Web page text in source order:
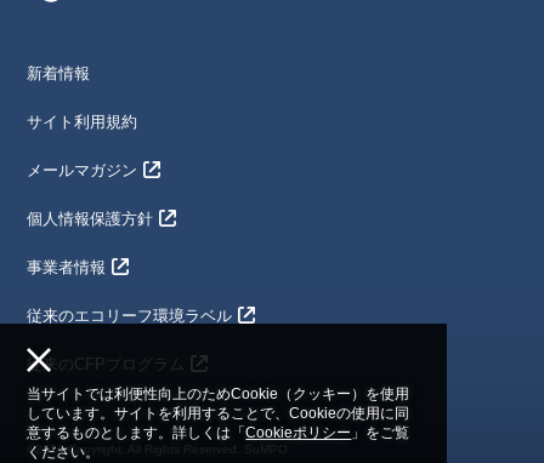
新着情報
サイト利用規約
メールマガジン
個人情報保護方針
事業者情報
従来のエコリーフ環境ラベル
従来のCFPプログラム
©2024 Copyright. All Rights Reserved. SuMPO
当サイトでは利便性向上のためCookie（クッキー）を使用
しています。サイトを利用することで、Cookieの使用に同
意するものとします。詳しくは「Cookieポリシー 」をご覧
ください。